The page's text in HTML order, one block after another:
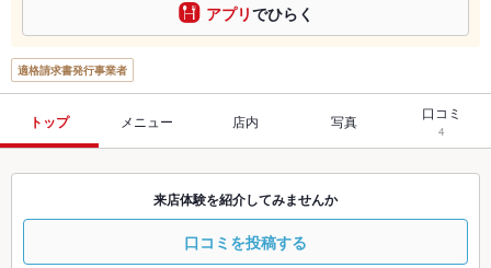
アプリでひらく
適格請求書発行事業者
トップ メニュー 店内 写真 口コミ
4
来店体験を紹介してみませんか
口コミを投稿する